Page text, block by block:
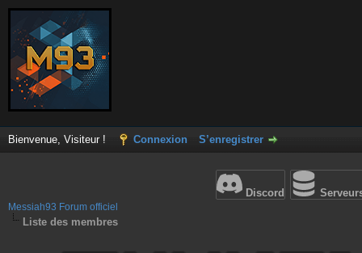
Bienvenue, Visiteur ! Connexion S’enregistrer
Discord
Messiah93 Forum officiel
Liste des membres